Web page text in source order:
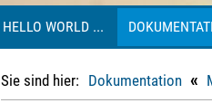
HELLO WORLD ...
Sie sind hier: Dokumentation «